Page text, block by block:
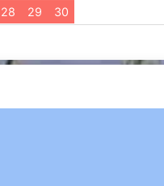
28 29 30